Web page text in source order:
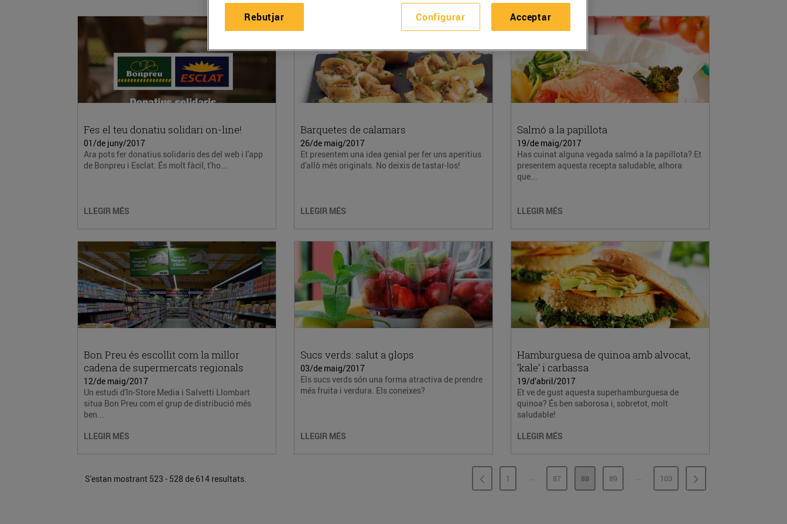
Fes el teu donatiu solidari on-line!
01/de juny/2017
Ara pots fer donatius solidaris des del web i l'app
de Bonpreu i Esclat. És molt fàcil, t'ho...
LLEGIR MÉS
Barquetes de calamars
26/de maig/2017
Et presentem una idea genial per fer uns aperitius
d'allò més originals. No deixis de tastar-los!
LLEGIR MÉS
Salmó a la papillota
19/de maig/2017
Has cuinat alguna vegada salmó a la papillota? Et
presentem aquesta recepta saludable, alhora
que...
LLEGIR MÉS
Bon Preu és escollit com la millor
cadena de supermercats regionals
12/de maig/2017
Un estudi d'In-Store Media i Salvetti Llombart
situa Bon Preu com el grup de distribució més
ben...
LLEGIR MÉS
Sucs verds: salut a glops
03/de maig/2017
Els sucs verds són una forma atractiva de prendre
més fruita i verdura. Els coneixes?
LLEGIR MÉS
Hamburguesa de quinoa amb alvocat,
‘kale’ i carbassa
19/d’abril/2017
Et ve de gust aquesta superhamburguesa de
quinoa? És ben saborosa i, sobretot, molt
saludable!
LLEGIR MÉS
S'estan mostrant 523 - 528 de 614 resultats. PÀGINA
1 ...PÀGINES INTERMÈDIES
PÀGINA
87 PÀGINA
88 PÀGINA
89 ...PÀGINES INTERMÈDIES
PÀGINA
103
Configurar
Rebutjar Acceptar